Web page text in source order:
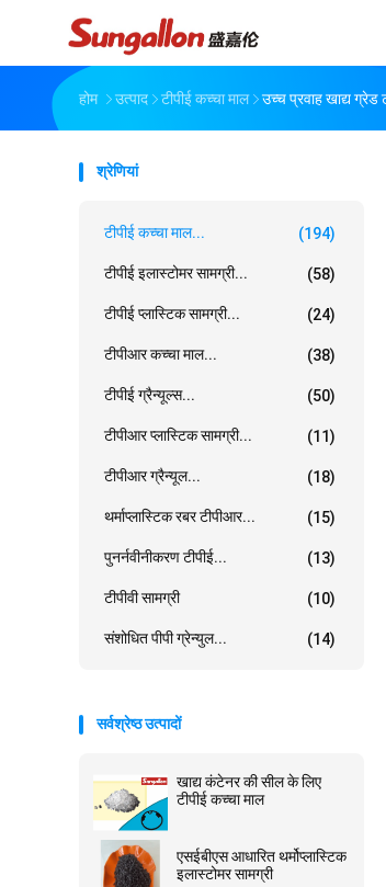
होम उत्पाद टीपीई कच्चा माल उच्च प्रवाह खाद्य
श्रेणियां
टीपीई कच्चा माल... (194)
टीपीई इलास्टोमर सामग्री... (58)
टीपीई प्लास्टिक सामग्री... (24)
टीपीआर कच्चा माल... (38)
टीपीई ग्रैन्यूल्स... (50)
टीपीआर प्लास्टिक सामग्री... (11)
टीपीआर ग्रैन्यूल... (18)
थर्माप्लास्टिक रबर टीपीआर... (15)
पुनर्नवीनीकरण टीपीई... (13)
टीपीवी सामग्री (10)
संशोधित पीपी ग्रेन्युल... (14)
सर्वश्रेष्ठ उत्पादों
खाद्य कंटेनर की सील के लिए
टीपीई कच्चा माल
एसईबीएस आधारित थर्मोप्लास्टिक
इलास्टोमर सामग्री